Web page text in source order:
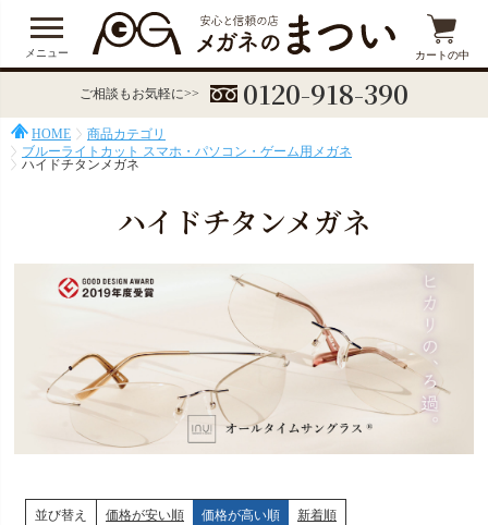
メニュー カートの中
ご相談もお気軽に>> 0120-918-390
HOME
商品カテゴリ
ブルーライトカット スマホ・パソコン・ゲーム用メガネ
ハイドチタンメガネ
ハイドチタンメガネ
並び替え 価格が安い順 価格が高い順 新着順